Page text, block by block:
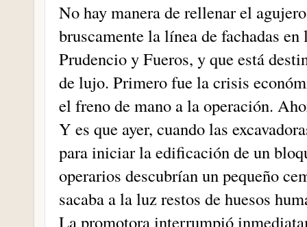
No hay manera de rellenar el
bruscamente la línea de fachadas
Prudencio y Fueros, y que está
de lujo. Primero fue la crisis
el freno de mano a la operación.
Y es que ayer, cuando las
para iniciar la edificación de un
operarios descubrían un pequeño
sacaba a la luz restos de huesos
La promotora interrumpió